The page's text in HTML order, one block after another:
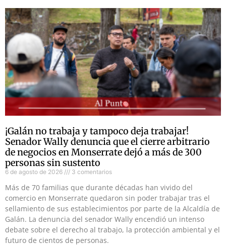
¡Galán no trabaja y tampoco deja trabajar!
Senador Wally denuncia que el cierre arbitrario
de negocios en Monserrate dejó a más de 300
personas sin sustento
6 de agosto de 2026 3 comentarios
Más de 70 familias que durante décadas han vivido del
comercio en Monserrate quedaron sin poder trabajar tras el
sellamiento de sus establecimientos por parte de la Alcaldía de
Galán. La denuncia del senador Wally encendió un intenso
debate sobre el derecho al trabajo, la protección ambiental y el
futuro de cientos de personas.